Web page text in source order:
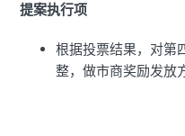
提案执行项
根据投票结果，对第
整，做市商奖励发放